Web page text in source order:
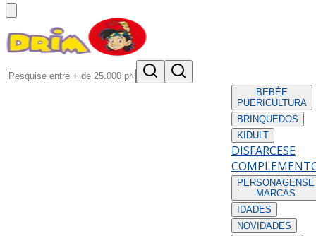
BEBÉE
PUERICULTURA
BRINQUEDOS
KIDULT
DISFARCESE
PERSONAGENS E
MARCAS
IDADES
NOVIDADES